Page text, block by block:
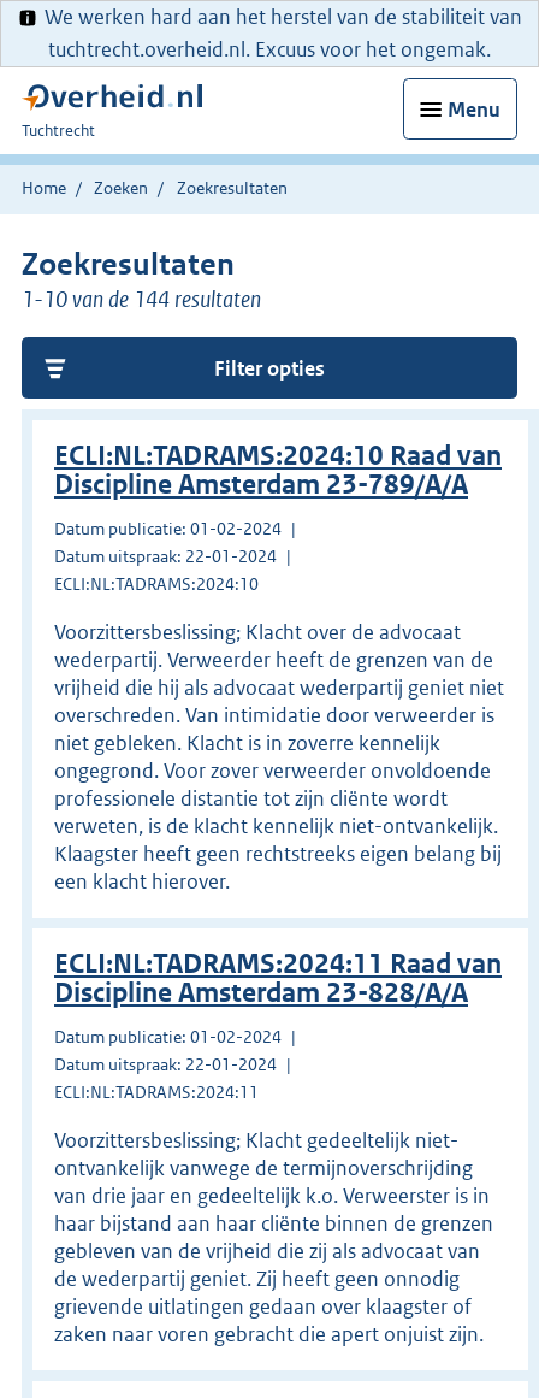
We werken hard aan het herstel van de stabiliteit van
tuchtrecht.overheid.nl. Excuus voor het ongemak.
Menu
U
bent
hier:
Tuchtrecht
Home Zoeken Zoekresultaten
Zoekresultaten
1-10 van de 144 resultaten
Filter opties
ECLI:NL:TADRAMS:2024:10 Raad van
Discipline Amsterdam 23-789/A/A
Datum publicatie: 01-02-2024
Datum uitspraak: 22-01-2024
ECLI:NL:TADRAMS:2024:10
Voorzittersbeslissing; Klacht over de advocaat
wederpartij. Verweerder heeft de grenzen van de
vrijheid die hij als advocaat wederpartij geniet niet
overschreden. Van intimidatie door verweerder is
niet gebleken. Klacht is in zoverre kennelijk
ongegrond. Voor zover verweerder onvoldoende
professionele distantie tot zijn cliënte wordt
verweten, is de klacht kennelijk niet-ontvankelijk.
Klaagster heeft geen rechtstreeks eigen belang bij
een klacht hierover.
ECLI:NL:TADRAMS:2024:11 Raad van
Discipline Amsterdam 23-828/A/A
Datum publicatie: 01-02-2024
Datum uitspraak: 22-01-2024
ECLI:NL:TADRAMS:2024:11
Voorzittersbeslissing; Klacht gedeeltelijk niet-
ontvankelijk vanwege de termijnoverschrijding
van drie jaar en gedeeltelijk k.o. Verweerster is in
haar bijstand aan haar cliënte binnen de grenzen
gebleven van de vrijheid die zij als advocaat van
de wederpartij geniet. Zij heeft geen onnodig
grievende uitlatingen gedaan over klaagster of
zaken naar voren gebracht die apert onjuist zijn.